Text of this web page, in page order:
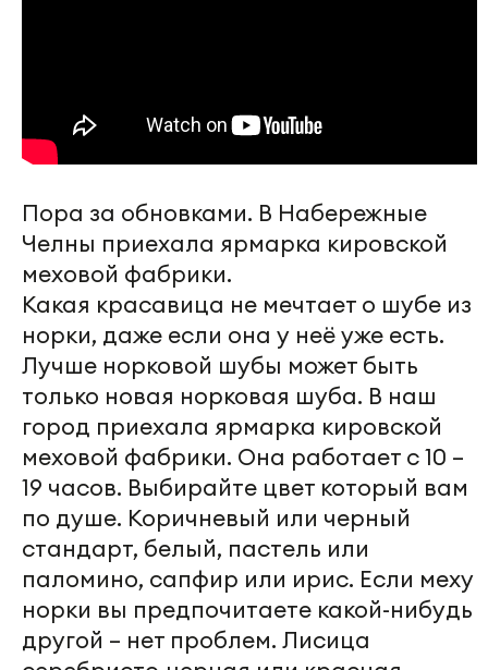
Пора за обновками. В Набережные
Челны приехала ярмарка кировской
меховой фабрики.
Какая красавица не мечтает о шубе из
норки, даже если она у неё уже есть.
Лучше норковой шубы может быть
только новая норковая шуба. В наш
город приехала ярмарка кировской
меховой фабрики. Она работает с 10 –
19 часов. Выбирайте цвет который вам
по душе. Коричневый или черный
стандарт, белый, пастель или
паломино, сапфир или ирис. Если меху
норки вы предпочитаете какой-нибудь
другой – нет проблем. Лисица